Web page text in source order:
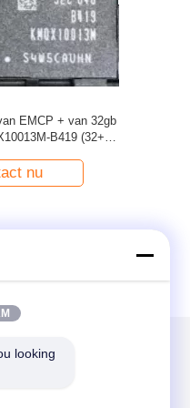
16GB van
-16+24 EMCP D3
nu
looking